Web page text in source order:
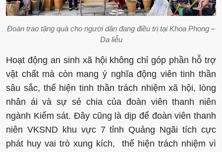
Đoàn trao tặng quà cho người dân đang điều trị tại Khoa Phong –
Da liễu
Hoạt động an sinh xã hội không chỉ góp phần hỗ trợ
vật chất mà còn mang ý nghĩa động viên tinh thần
sâu sắc, thể hiện tinh thần trách nhiệm xã hội, lòng
nhân ái và sự sẻ chia của đoàn viên thanh niên
ngành Kiểm sát. Đây cũng là dịp để đoàn viên thanh
niên VKSND khu vực 7 tỉnh Quảng Ngãi tích cực
phát huy vai trò xung kích, thể hiện trách nhiệm vì